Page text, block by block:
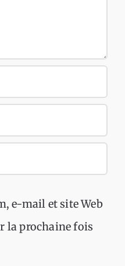
e-mail et site Web
la prochaine fois